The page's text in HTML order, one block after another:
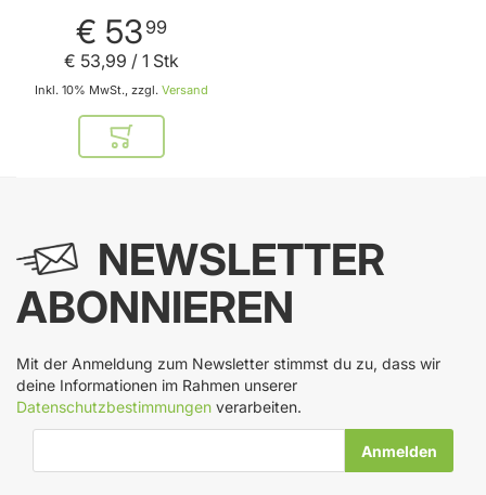
€ 53 99
Inkl. 10% MwSt., zzgl. Versand
€ 53,99 / 1 Stk
In den Warenkorb
NEWSLETTER
ABONNIEREN
Mit der Anmeldung zum Newsletter stimmst du zu, dass wir
deine Informationen im Rahmen unserer
Datenschutzbestimmungen verarbeiten.